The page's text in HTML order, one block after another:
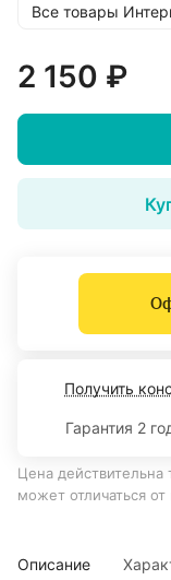
Все товары
2 150 ₽
Получить
Гарантия 2
Цена действительна
может отличаться
Описание